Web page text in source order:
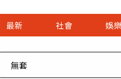
最新 社會 娛樂
娛樂首頁
即時
專題
財經首頁
熱線
３Ｃ
政